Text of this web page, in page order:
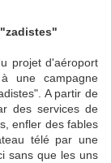
projet d'aéroport
une campagne
A partir de
des services de
enfler des fables
télé par une
sans que les uns